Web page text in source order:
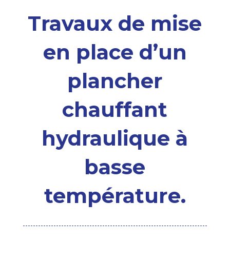
Travaux de mise
en place d’un
plancher
chauffant
hydraulique à
basse
température.